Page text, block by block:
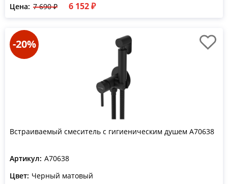
Цена: 7 690 ₽ 6 152 ₽
-20%
Встраиваемый смеситель с гигиеническим душем A70638
Артикул: A70638
Цвет: Черный матовый